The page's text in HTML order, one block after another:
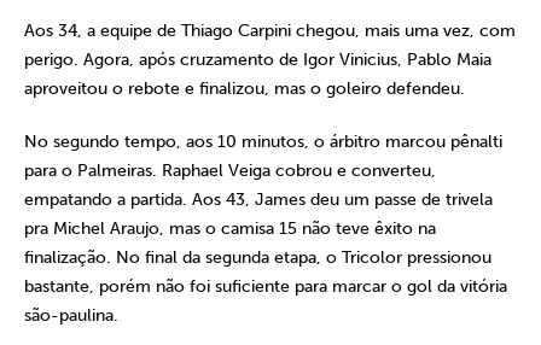
Aos 34, a equipe de Thiago Carpini chegou, mais uma vez, com
perigo. Agora, após cruzamento de Igor Vinicius, Pablo Maia
aproveitou o rebote e finalizou, mas o goleiro defendeu.
No segundo tempo, aos 10 minutos, o árbitro marcou pênalti
para o Palmeiras. Raphael Veiga cobrou e converteu,
empatando a partida. Aos 43, James deu um passe de trivela
pra Michel Araujo, mas o camisa 15 não teve êxito na
finalização. No final da segunda etapa, o Tricolor pressionou
bastante, porém não foi suficiente para marcar o gol da vitória
são-paulina.